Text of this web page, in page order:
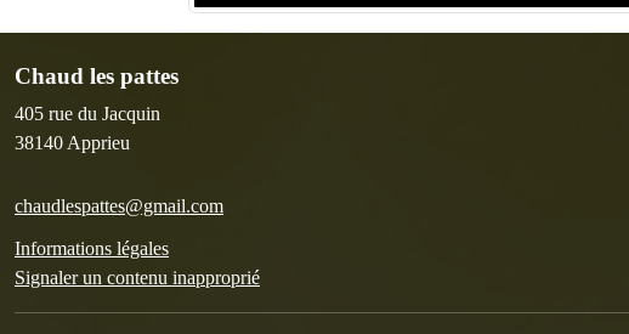
Chaud les pattes
405 rue du Jacquin
38140 Apprieu
chaudlespattes@gmail.com
Informations légales
Signaler un contenu inapproprié